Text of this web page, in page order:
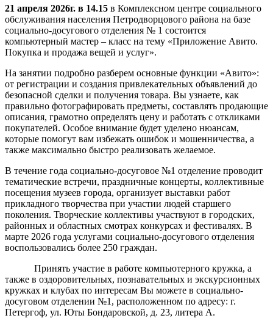
21 апреля 2026г. в 14.15 в Комплексном центре социального
обслуживания населения Петродворцового района на базе
социально-досугового отделения № 1 состоится
компьютерный мастер – класс на тему «Приложение Авито.
Покупка и продажа вещей и услуг».
На занятии подробно разберем основные функции «Авито»:
от регистрации и создания привлекательных объявлений до
безопасной сделки и получения товара. Вы узнаете, как
правильно фотографировать предметы, составлять продающие
описания, грамотно определять цену и работать с откликами
покупателей. Особое внимание будет уделено нюансам,
которые помогут вам избежать ошибок и мошенничества, а
также максимально быстро реализовать желаемое.
В течение года социально-досуговое №1 отделение проводит
тематические встречи, праздничные концерты, коллективные
посещения музеев города, организует выставки работ
прикладного творчества при участии людей старшего
поколения. Творческие коллективы участвуют в городских,
районных и областных смотрах конкурсах и фестивалях. В
марте 2026 года услугами социально-досугового отделения
воспользовались более 250 граждан.
Принять участие в работе компьютерного кружка, а
также в оздоровительных, познавательных и экскурсионных
кружках и клубах по интересам Вы можете в социально-
досуговом отделении №1, расположенном по адресу: г.
Петергоф, ул. Юты Бондаровской, д. 23, литера А.